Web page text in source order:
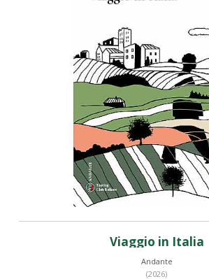
Viaggio in Italia
Andante
(2026)